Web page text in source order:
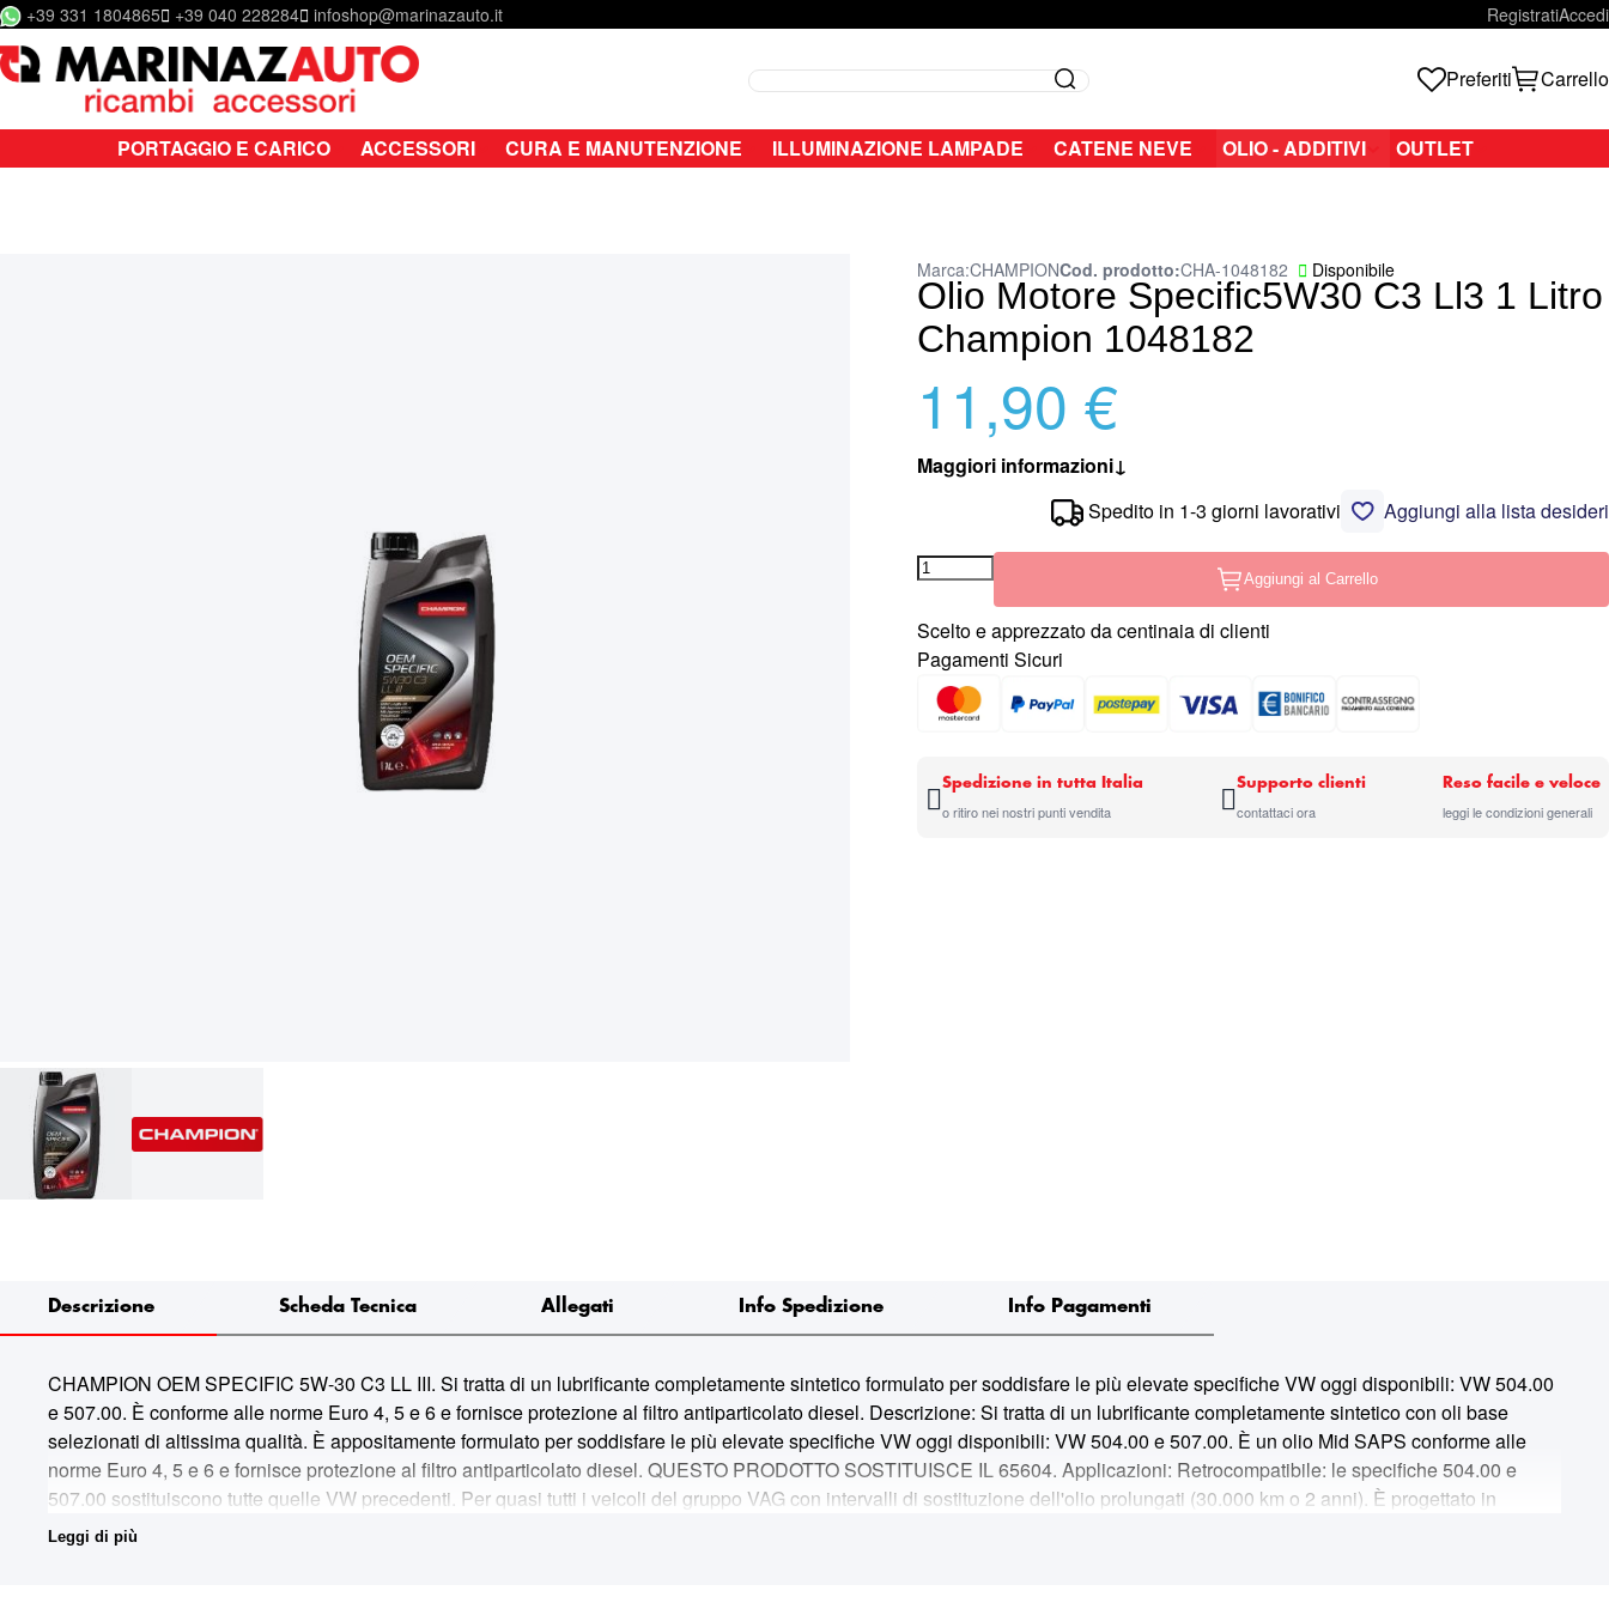
Salta al contenuto
+39 331 1804865 +39 040 228284 infoshop@marinazauto.it RegistratiAccedi
Search Search Preferiti Carrello
PORTAGGIO E CARICO ACCESSORI CURA E MANUTENZIONE ILLUMINAZIONE LAMPADE CATENE NEVE OLIO - ADDITIVI OUTLET
Olio Motore Specific5W30 C3 Ll3 1 Litro
Champion 1048182
Disponibile
Marca:CHAMPIONCod. prodotto CHA-1048182
11,90 €
Maggiori informazioni↓
Aggiungi alla lista desideri
Spedito in 1-3 giorni lavorativi
Aggiungi al Carrello
Scelto e apprezzato da centinaia di clienti
Pagamenti Sicuri
Spedizione in tutta Italia
o ritiro nei nostri punti vendita
Supporto clienti
contattaci ora
Reso facile e veloce
leggi le condizioni generali
Descrizione
CHAMPION OEM SPECIFIC 5W-30 C3 LL III. Si tratta di un lubrificante completamente sintetico formulato per soddisfare le più elevate specifiche VW oggi disponibili: VW 504.00
e 507.00. È conforme alle norme Euro 4, 5 e 6 e fornisce protezione al filtro antiparticolato diesel. Descrizione: Si tratta di un lubrificante completamente sintetico con oli base
selezionati di altissima qualità. È appositamente formulato per soddisfare le più elevate specifiche VW oggi disponibili: VW 504.00 e 507.00. È un olio Mid SAPS conforme alle
norme Euro 4, 5 e 6 e fornisce protezione al filtro antiparticolato diesel. QUESTO PRODOTTO SOSTITUISCE IL 65604. Applicazioni: Retrocompatibile: le specifiche 504.00 e
507.00 sostituiscono tutte quelle VW precedenti. Per quasi tutti i veicoli del gruppo VAG con intervalli di sostituzione dell'olio prolungati (30.000 km o 2 anni). È progettato in
particolare per mitigare il fenomeno LSPI (Low Speed Pre Ignition) sui motori a benzina a iniezione diretta con turbocompressore (TGDI) di dimensioni ridotte. Prestazioni: Olio a
Leggi di più
Scheda Tecnica Allegati Info Spedizione Info Pagamenti